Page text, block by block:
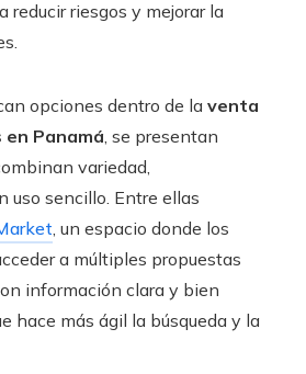
reducir riesgos y mejorar la
opciones dentro de la venta
Panamá, se presentan
variedad,
uso sencillo. Entre ellas
, un espacio donde los
a múltiples propuestas
información clara y bien
hace más ágil la búsqueda y la